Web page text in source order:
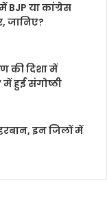
BJP या कांग्रेस
जानिए?
की दिशा में
हुई संगोष्ठी
इन जिलों में